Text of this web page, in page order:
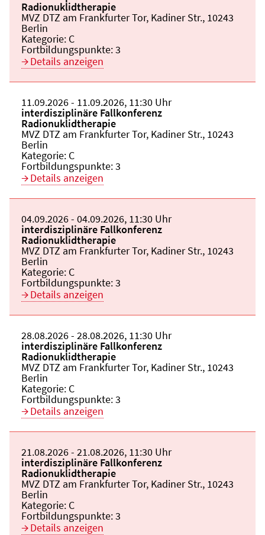
Radionuklidtherapie
Veranstaltungsort:
MVZ DTZ am Frankfurter Tor, Kadiner Str., 10243
Berlin
Kategorie: C
Fortbildungspunkte:3
Details anzeigen
Beginn:
11.09.2026Ende und Anfangszeit:
- 11.09.2026, 11:30 Uhr
Veranstaltungstitel:
interdisziplinäre Fallkonferenz
Radionuklidtherapie
Veranstaltungsort:
MVZ DTZ am Frankfurter Tor, Kadiner Str., 10243
Berlin
Kategorie: C
Fortbildungspunkte:3
Details anzeigen
Beginn:
04.09.2026Ende und Anfangszeit:
- 04.09.2026, 11:30 Uhr
Veranstaltungstitel:
interdisziplinäre Fallkonferenz
Radionuklidtherapie
Veranstaltungsort:
MVZ DTZ am Frankfurter Tor, Kadiner Str., 10243
Berlin
Kategorie: C
Fortbildungspunkte:3
Details anzeigen
Beginn:
28.08.2026Ende und Anfangszeit:
- 28.08.2026, 11:30 Uhr
Veranstaltungstitel:
interdisziplinäre Fallkonferenz
Radionuklidtherapie
Veranstaltungsort:
MVZ DTZ am Frankfurter Tor, Kadiner Str., 10243
Berlin
Kategorie: C
Fortbildungspunkte:3
Details anzeigen
Beginn:
21.08.2026Ende und Anfangszeit:
- 21.08.2026, 11:30 Uhr
Veranstaltungstitel:
interdisziplinäre Fallkonferenz
Radionuklidtherapie
Veranstaltungsort:
MVZ DTZ am Frankfurter Tor, Kadiner Str., 10243
Berlin
Kategorie: C
Fortbildungspunkte:3
Details anzeigen